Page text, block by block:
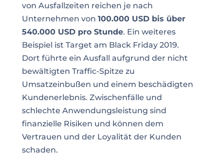
von Ausfallzeiten reichen je nach
Unternehmen von 100.000 USD bis über
540.000 USD pro Stunde. Ein weiteres
Beispiel ist Target am Black Friday 2019.
Dort führte ein Ausfall aufgrund der nicht
bewältigten Traffic-Spitze zu
Umsatzeinbußen und einem beschädigten
Kundenerlebnis. Zwischenfälle und
schlechte Anwendungsleistung sind
finanzielle Risiken und können dem
Vertrauen und der Loyalität der Kunden
schaden.